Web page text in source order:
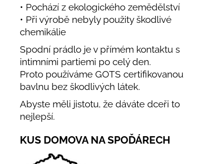
• Pochází z ekologického zemědělství
• Při výrobě nebyly použity škodlivé
chemikálie
Spodní prádlo je v přímém kontaktu s
intimními partiemi po celý den.
Proto používáme GOTS certifikovanou
bavlnu bez škodlivých látek.
Abyste měli jistotu, že dáváte dceři to
nejlepší.
KUS DOMOVA NA SPOĎÁRECH